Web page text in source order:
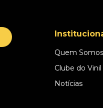
Quem Somos
Clube do Vinil
Notícias